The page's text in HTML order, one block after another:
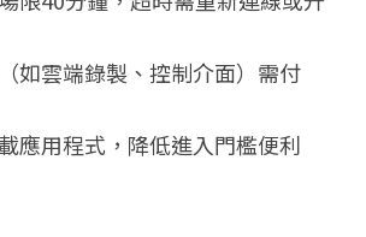
如雲端錄製、控制介面）需付
應用程式，降低進入門檻便利